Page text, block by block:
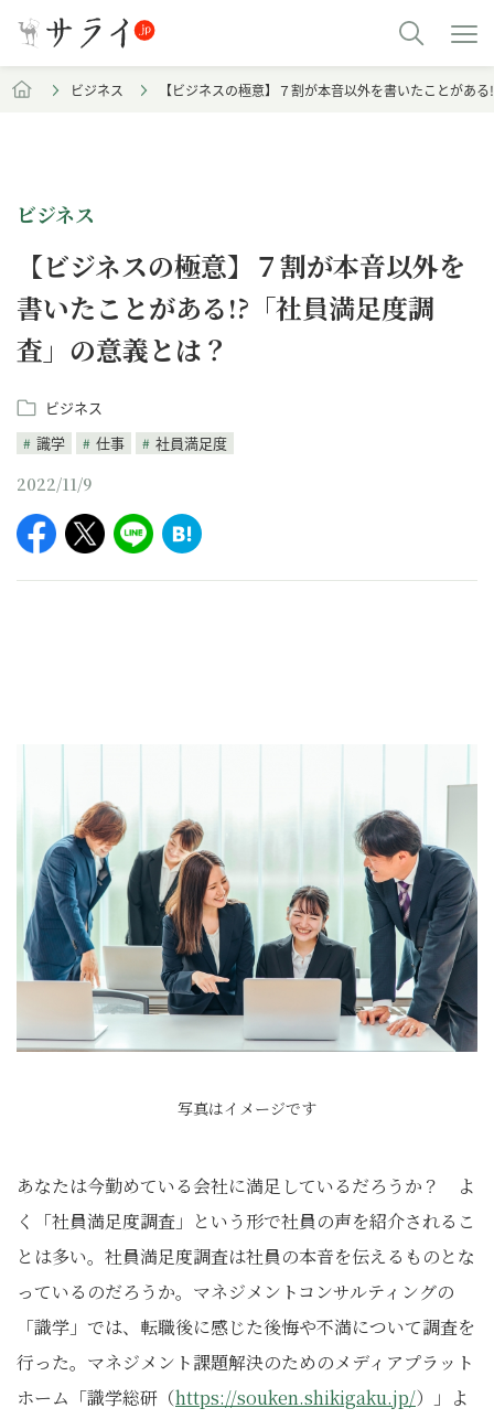
ビジネス 【ビジネスの極意】７割が本音以外を書いたことがあ
ビジネス
【ビジネスの極意】７割が本音以外を
書いたことがある!?「社員満足度調
査」の意義とは？
ビジネス
識学
仕事 社員満足度
2022/11/9
写真はイメージです
あなたは今勤めている会社に満足しているだろうか？ よ
く「社員満足度調査」という形で社員の声を紹介されるこ
とは多い。社員満足度調査は社員の本音を伝えるものとな
っているのだろうか。マネジメントコンサルティングの
「識学」では、転職後に感じた後悔や不満について調査を
行った。マネジメント課題解決のためのメディアプラット
ホーム「識学総研（https://souken.shikigaku.jp/）」よ